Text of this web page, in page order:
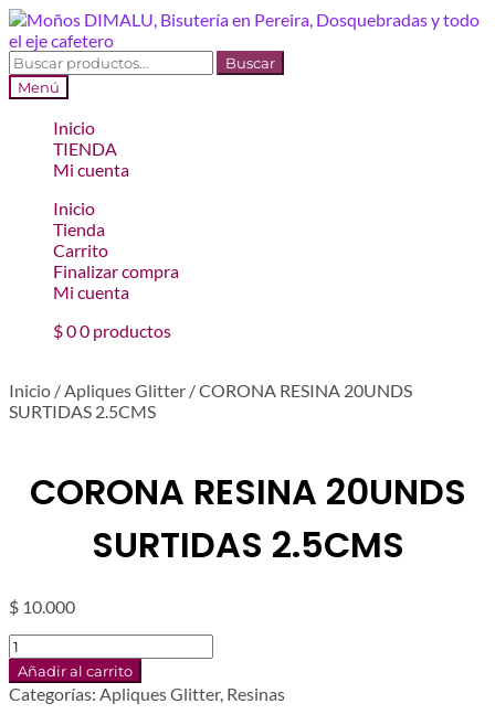
Ir
a
la
navegación
Ir
al
contenido
Buscar
por:
Buscar
Menú
Inicio
TIENDA
Mi cuenta
Inicio
Tienda
Carrito
Finalizar compra
Mi cuenta
$00 productos
Inicio /Apliques Glitter /CORONA RESINA 20UNDS
SURTIDAS 2.5CMS
CORONA RESINA 20UNDS
SURTIDAS 2.5CMS
$ 10.000
CORONA
RESINA
20UNDS
SURTIDAS
Añadir al carrito
Categorías: Apliques Glitter, Resinas